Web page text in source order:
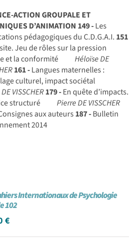
ACTION GROUPALE ET
D’ANIMATION 149 -Les
pédagogiques du C.D.G.A.I. 151
Jeu de rôles sur la pression
et la conformité
Héloïse DE
161 -Langues maternelles :
culturel, impact sociétal
VISSCHER179 -En quête d’impacts.
structuré
Pierre DE VISSCHER
aux auteurs 187 -Bulletin
2014
Internationaux de Psychologie
102
€